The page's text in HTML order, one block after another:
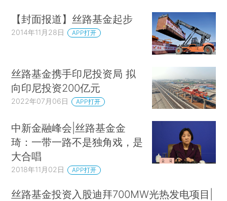
【封面报道】丝路基金起步
2014年11月28日 APP打开
丝路基金携手印尼投资局 拟
向印尼投资200亿元
2022年07月06日 APP打开
中新金融峰会|丝路基金金
琦：一带一路不是独角戏，是
大合唱
2018年11月02日 APP打开
丝路基金投资入股迪拜700MW光热发电项目|